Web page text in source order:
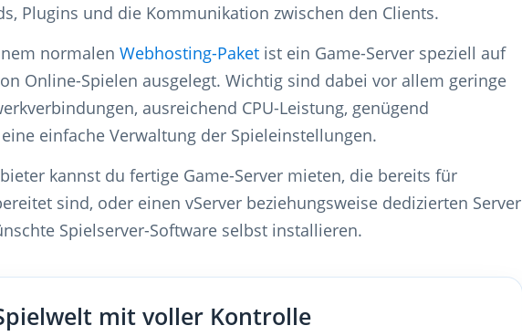
Plugins und die Kommunikation zwischen den Clients.
normalen Webhosting-Paket ist ein Game-Server speziell auf
Online-Spielen ausgelegt. Wichtig sind dabei vor allem geringe
ausreichend CPU-Leistung, genügend
einfache Verwaltung der Spieleinstellungen.
kannst du fertige Game-Server mieten, die bereits für
sind, oder einen vServer beziehungsweise dedizierten Server
Spielserver-Software selbst installieren.
mit voller Kontrolle